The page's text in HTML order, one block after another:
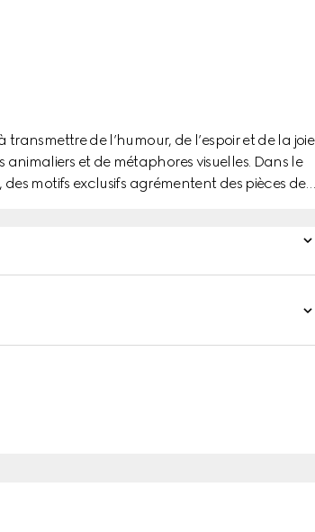
de l’humour, de l’espoir et de la joie
et de métaphores visuelles. Dans le
motifs exclusifs agrémentent des pièces de